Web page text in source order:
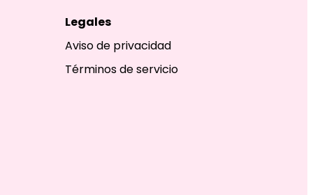
Legales
Aviso de privacidad
Términos de servicio